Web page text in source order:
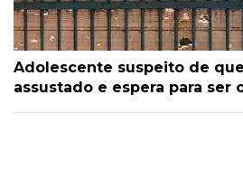
Adolescente suspeito de
assustado e espera para ser